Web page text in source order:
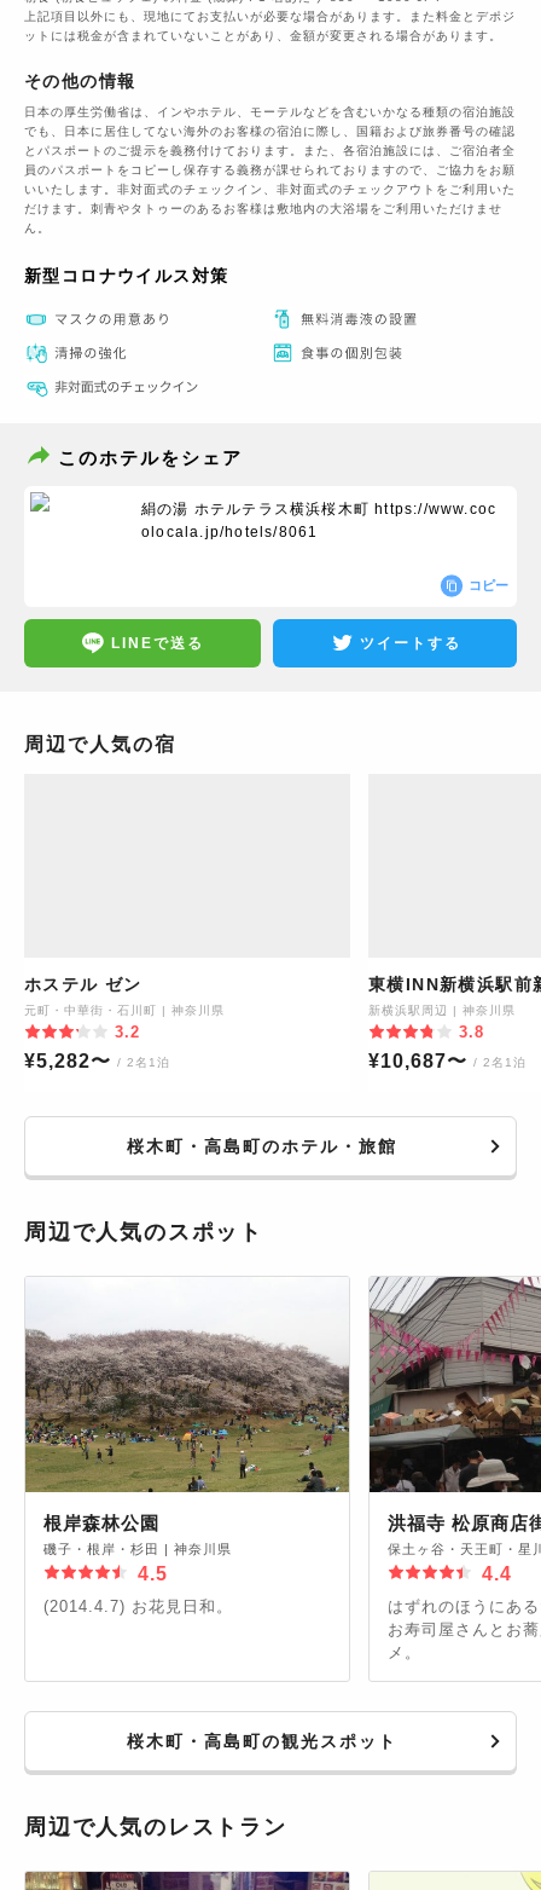
上記項目以外にも、現地にてお支払いが必要な場合があります。また料金とデポジ
ットには税金が含まれていないことがあり、金額が変更される場合があります。
その他の情報
日本の厚生労働省は、インやホテル、モーテルなどを含むいかなる種類の宿泊施設
でも、日本に​居住してない海外のお客様の宿泊に際し、国籍および旅券番号の確認
とパスポートのご提示を義務付け​ております。また、各宿泊施設には、ご宿泊者全
員のパスポートをコピーし保存する義務が課せられておりますの​で、ご協力をお願
いいたします。非対面式のチェックイン、非対面式のチェックアウトをご利用いた
だけます。刺青やタトゥーのあるお客様は敷地内の大浴場をご利用いただけませ
ん。
新型コロナウイルス対策
このホテルをシェア
絹の湯 ホテルテラス横浜桜木町 https://www.coc
olocala.jp/hotels/8061
コピー
LINEで送る ツイートする
周辺で人気の宿
ホステル ゼン
元町・中華街・石川町 | 神奈川県
3.2
¥5,282〜 / 2名1泊
東横INN新横浜駅前
新横浜駅周辺 | 神奈川県
3.8
¥10,687〜 / 2名1泊
桜木町・高島町のホテル・旅館
周辺で人気のスポット
根岸森林公園
磯子・根岸・杉田 | 神奈川県
4.5
(2014.4.7) お花見日和。
洪福寺 松原商店
保土ヶ谷・天王町・星
4.4
はずれのほうにあ
お寿司屋さんとお
メ。
桜木町・高島町の観光スポット
周辺で人気のレストラン